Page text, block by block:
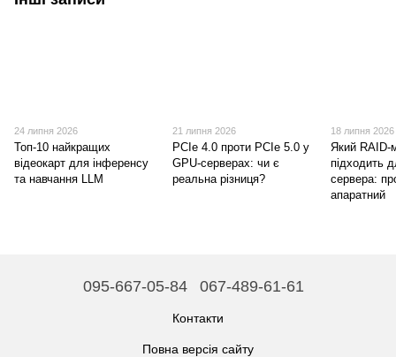
24 липня 2026
Топ-10 найкращих
відеокарт для інференсу
та навчання LLM
21 липня 2026
PCIe 4.0 проти PCIe 5.0 у
GPU-серверах: чи є
реальна різниця?
18 липня 2026
Який RAID-
підходить
сервера:
апаратний
095-667-05-84 067-489-61-61
Контакти
Повна версія сайту